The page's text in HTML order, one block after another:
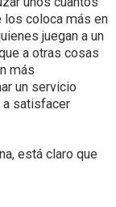
los coloca más en
juegan a un
a otras cosas
más
un servicio
a satisfacer
está claro que